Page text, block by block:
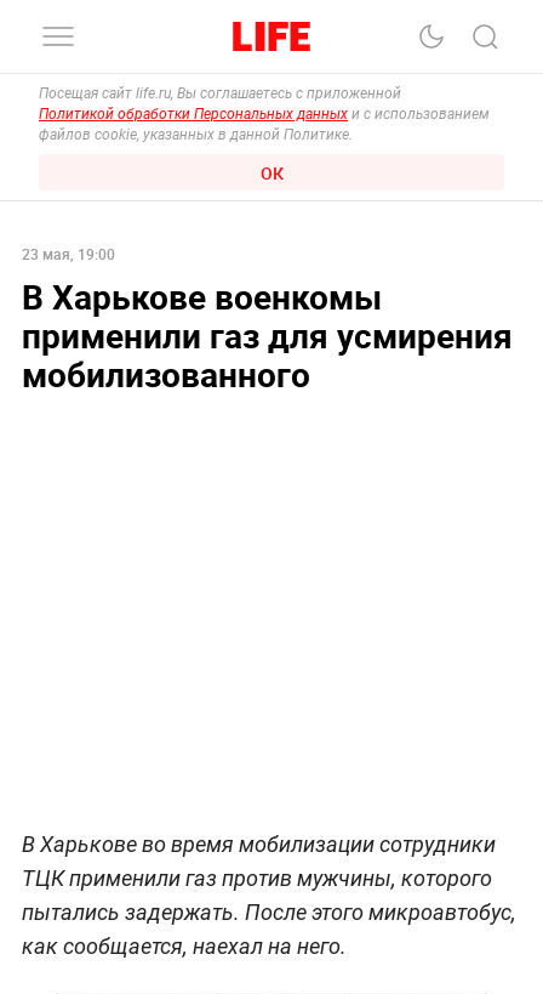
Посещая сайт life.ru, Вы соглашаетесь с приложенной
Политикой обработки Персональных данных и с использованием
файлов cookie, указанных в данной Политике.
ОК
23 мая, 19:00
В Харькове военкомы
применили газ для усмирения
мобилизованного
В Харькове во время мобилизации сотрудники
ТЦК применили газ против мужчины, которого
пытались задержать. После этого микроавтобус,
как сообщается, наехал на него.